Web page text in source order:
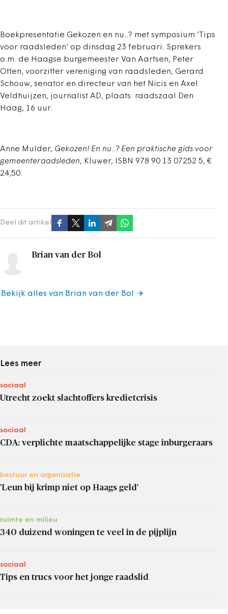
Boekpresentatie Gekozen en nu..? met symposium ‘Tips
voor raadsleden’ op dinsdag 23 februari. Sprekers
o.m. de Haagse burgemeester Van Aartsen, Peter
Otten, voorzitter vereniging van raadsleden, Gerard
Schouw, senator en directeur van het Nicis en Axel
Veldhuijzen, journalist AD, plaats: raadszaal Den
Haag, 16 uur.
Anne Mulder, Gekozen! En nu..? Een praktische gids voor
gemeenteraadsleden, Kluwer, ISBN 978 90 13 07252 5, €
24,50.
Deel dit artikel
Brian van der Bol
Bekijk alles van Brian van der Bol
Lees meer
sociaal
Utrecht zoekt slachtoffers kredietcrisis
sociaal
CDA: verplichte maatschappelijke stage inburgeraars
bestuur en organisatie
'Leun bij krimp niet op Haags geld'
ruimte en milieu
340 duizend woningen te veel in de pijplijn
sociaal
Tips en trucs voor het jonge raadslid